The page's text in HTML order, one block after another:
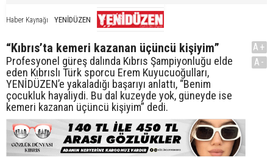
Haber Kaynağı YENİDÜZEN
“Kıbrıs’ta kemeri kazanan üçüncü kişiyim”
Profesyonel güreş dalında Kıbrıs Şampiyonluğu elde
eden Kıbrıslı Türk sporcu Erem Kuyucuoğulları,
YENİDÜZEN’e yakaladığı başarıyı anlattı, “Benim
çocukluk hayaliydi. Bu dal kuzeyde yok, güneyde ise
kemeri kazanan üçüncü kişiyim” dedi.
A+
A-